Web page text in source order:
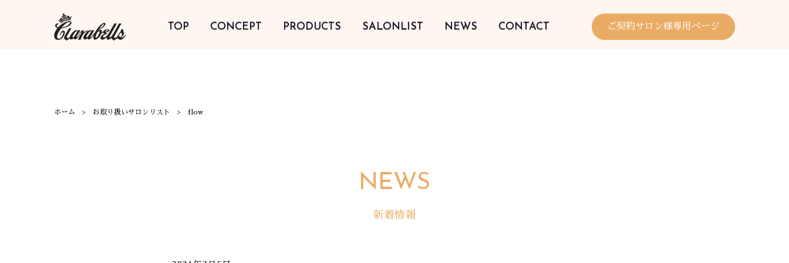
TOP CONCEPT PRODUCTS SALONLIST NEWS CONTACT ご契約サロン様専用ページ
ホーム お取り扱いサロンリスト flow
NEWS
新着情報